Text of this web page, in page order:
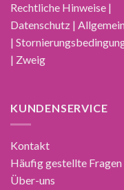
Rechtliche Hinweise |
Datenschutz |
|
| Zweig
KUNDENSERVICE
Kontakt
Häufig gestellte Fragen
Über-uns